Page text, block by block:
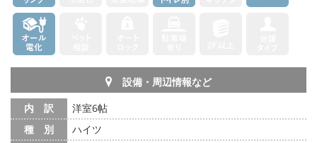
設備・周辺情報など
内 訳
洋室6帖
種 別
ハイツ